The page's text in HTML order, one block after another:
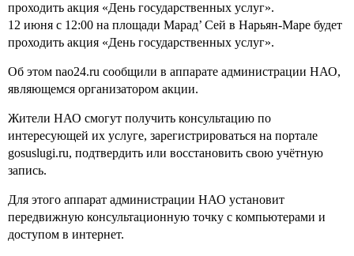
проходить акция «День государственных услуг».
12 июня с 12:00 на площади Марад’ Cей в Нарьян-Маре будет
проходить акция «День государственных услуг».
Об этом nao24.ru сообщили в аппарате администрации НАО,
являющемся организатором акции.
Жители НАО смогут получить консультацию по
интересующей их услуге, зарегистрироваться на портале
gosuslugi.ru, подтвердить или восстановить свою учётную
запись.
Для этого аппарат администрации НАО установит
передвижную консультационную точку с компьютерами и
доступом в интернет.